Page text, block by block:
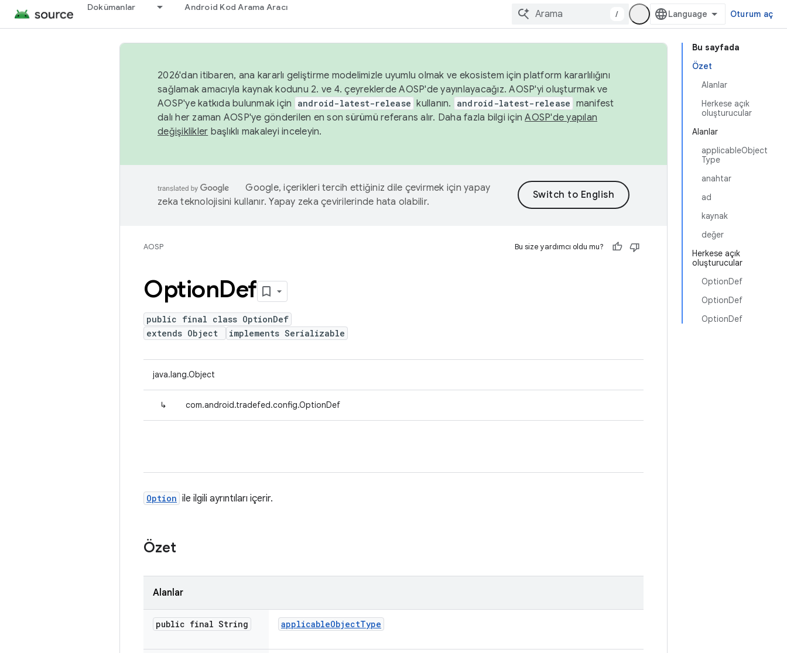
Dokümanlar Android Kod Arama Aracı
/ Oturum aç
Bu sayfada
Özet
Alanlar
Herkese açık
oluşturucular
Alanlar
applicableObject
Type
anahtar
ad
kaynak
değer
Herkese açık
oluşturucular
OptionDef
OptionDef
OptionDef
2026'dan itibaren, ana kararlı geliştirme modelimizle uyumlu olmak ve ekosistem için platform kararlılığını
sağlamak amacıyla kaynak kodunu 2. ve 4. çeyreklerde AOSP'de yayınlayacağız. AOSP'yi oluşturmak ve
AOSP'ye katkıda bulunmak için
android-latest-release kullanın. android-latest-release manifest
dalı her zaman AOSP'ye gönderilen en son sürümü referans alır. Daha fazla bilgi içinAOSP'de yapılan
değişiklikler başlıklı makaleyi inceleyin.
Google, içerikleri tercih ettiğiniz dile çevirmek için yapay
zeka teknolojisini kullanır. Yapay zeka çevirilerinde hata olabilir.
AOSP Bu size yardımcı oldu mu?
OptionDef
public final class OptionDef
extends Object
implements Serializable
java.lang.Object
↳ com.android.tradefed.config.OptionDef
Option ile ilgili ayrıntıları içerir.
Özet
Alanlar
public final String applicableObjectType